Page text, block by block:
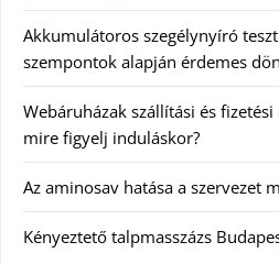
Akkumulátoros szegélynyíró
szempontok alapján érdemes
Webáruházak szállítási és
mire figyelj induláskor?
Az aminosav hatása a szervezet
Kényeztető talpmasszázs